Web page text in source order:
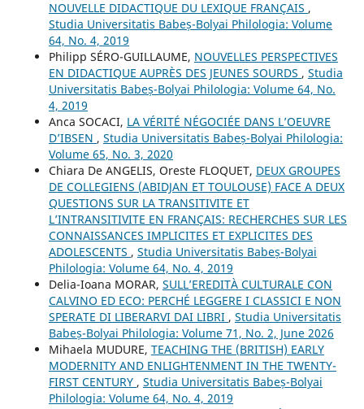
NOUVELLE DIDACTIQUE DU LEXIQUE FRANÇAIS ,
Studia Universitatis Babeș-Bolyai Philologia: Volume
64, No. 4, 2019
Philipp SÉRO-GUILLAUME, NOUVELLES PERSPECTIVES
EN DIDACTIQUE AUPRÈS DES JEUNES SOURDS , Studia
Universitatis Babeș-Bolyai Philologia: Volume 64, No.
4, 2019
Anca SOCACI, LA VÉRITÉ NÉGOCIÉE DANS L’OEUVRE
D’IBSEN , Studia Universitatis Babeș-Bolyai Philologia:
Volume 65, No. 3, 2020
Chiara De ANGELIS, Oreste FLOQUET, DEUX GROUPES
DE COLLEGIENS (ABIDJAN ET TOULOUSE) FACE A DEUX
QUESTIONS SUR LA TRANSITIVITE ET
L’INTRANSITIVITE EN FRANÇAIS: RECHERCHES SUR LES
CONNAISSANCES IMPLICITES ET EXPLICITES DES
ADOLESCENTS , Studia Universitatis Babeș-Bolyai
Philologia: Volume 64, No. 4, 2019
Delia-Ioana MORAR, SULL’EREDITÀ CULTURALE CON
CALVINO ED ECO: PERCHÉ LEGGERE I CLASSICI E NON
SPERATE DI LIBERARVI DAI LIBRI , Studia Universitatis
Babeș-Bolyai Philologia: Volume 71, No. 2, June 2026
Mihaela MUDURE, TEACHING THE (BRITISH) EARLY
MODERNITY AND ENLIGHTENMENT IN THE TWENTY-
FIRST CENTURY , Studia Universitatis Babeș-Bolyai
Philologia: Volume 64, No. 4, 2019